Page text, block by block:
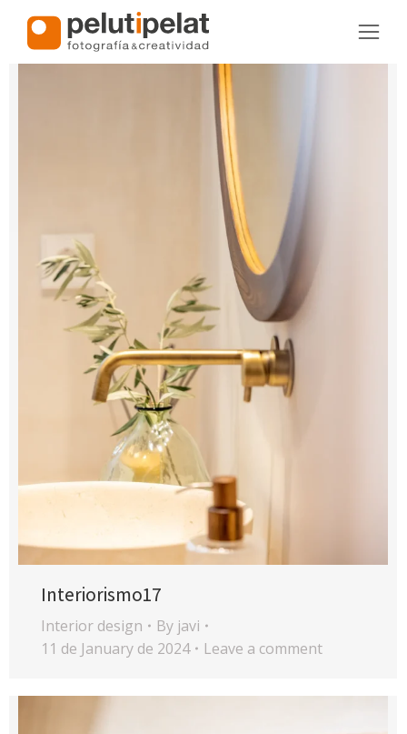
Interiorismo17
Interior design By javi
11 de January de 2024
Leave a comment